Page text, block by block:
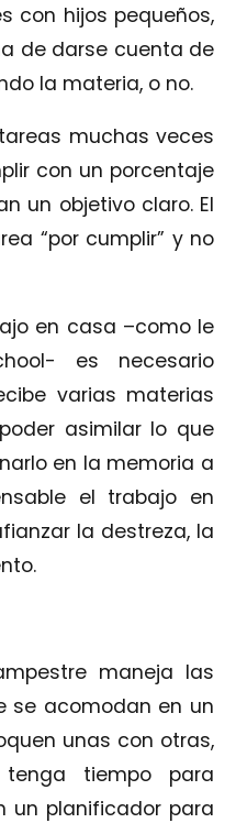
con hijos pequeños,
de darse cuenta de
la materia, o no.
muchas veces
con un porcentaje
un objetivo claro. El
“por cumplir” y no
en casa –como le
es necesario
varias materias
asimilar lo que
en la memoria a
el trabajo en
la destreza, la
maneja las
se acomodan en un
unas con otras,
tiempo para
un planificador para